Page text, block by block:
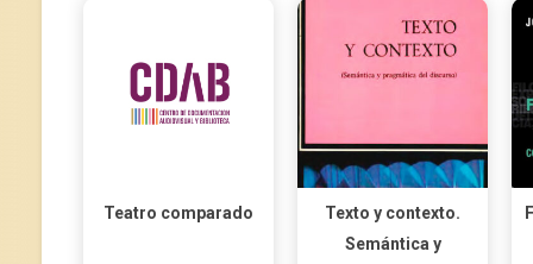
Teatro comparado
Texto y contexto.
Semántica y